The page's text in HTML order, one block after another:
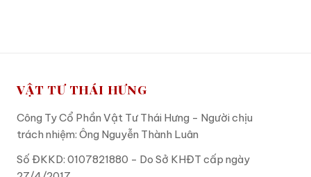
VẬT TƯ THÁI HƯNG
Công Ty Cổ Phần Vật Tư Thái Hưng - Người chịu
trách nhiệm: Ông Nguyễn Thành Luân
Số ĐKKD: 0107821880 - Do Sở KHĐT cấp ngày